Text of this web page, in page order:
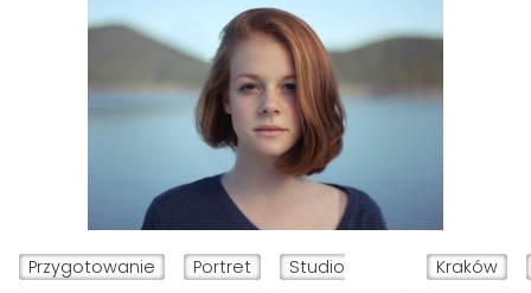
Przygotowanie Portret
Studio
Kraków